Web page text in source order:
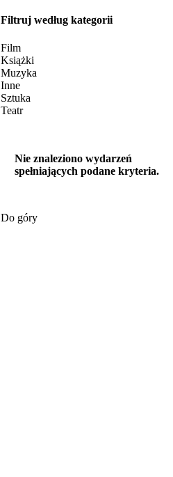
Filtruj według kategorii
Film
Książki
Muzyka
Inne
Sztuka
Teatr
Nie znaleziono wydarzeń
spełniających podane kryteria.
Do góry